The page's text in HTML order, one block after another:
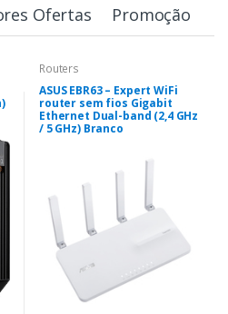
Ofertas Promoção
Routers
ASUS EBR63 – Expert WiFi
router sem fios Gigabit
Ethernet Dual-band (2,4 GHz
/ 5 GHz) Branco